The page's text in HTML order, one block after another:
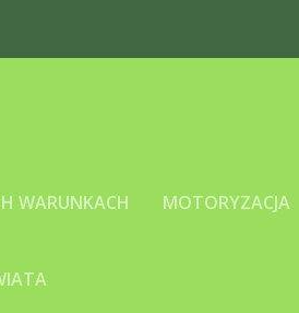
WARUNKACH MOTORYZACJA